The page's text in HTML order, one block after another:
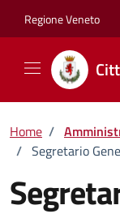
Regione Veneto
Home /
/ Segretario